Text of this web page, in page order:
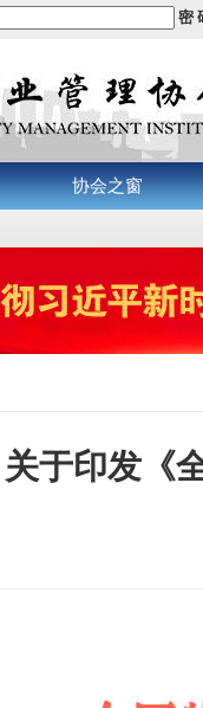
密
协会之窗
关于印发《